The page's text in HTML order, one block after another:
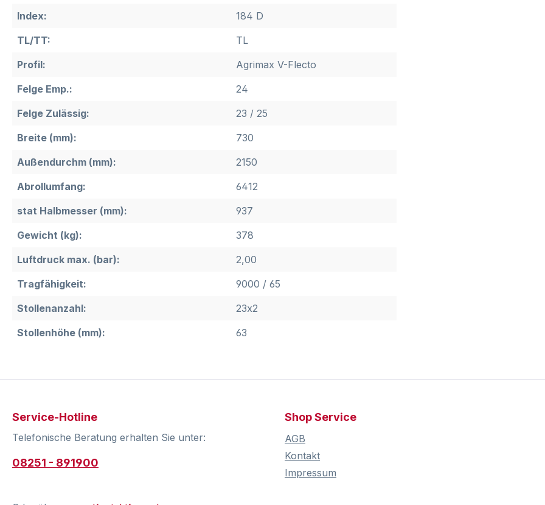
Index:
184 D
TL/TT:
TL
Profil:
Agrimax V-Flecto
Felge Emp.:
24
Felge Zulässig:
23 / 25
Breite (mm):
730
Außendurchm (mm):
2150
Abrollumfang:
6412
stat Halbmesser (mm):
937
Gewicht (kg):
378
Luftdruck max. (bar):
2,00
Tragfähigkeit:
9000 / 65
Stollenanzahl:
23x2
Stollenhöhe (mm):
63
Service-Hotline
Telefonische Beratung erhalten Sie unter:
08251 - 891900
Shop Service
AGB
Kontakt
Impressum